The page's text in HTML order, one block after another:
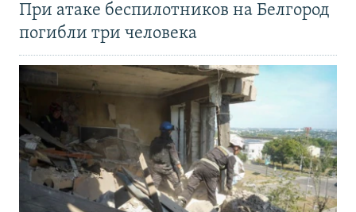
При атаке беспилотников на Белгород
погибли три человека